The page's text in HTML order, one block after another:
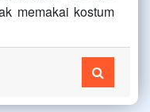
memakai kostum